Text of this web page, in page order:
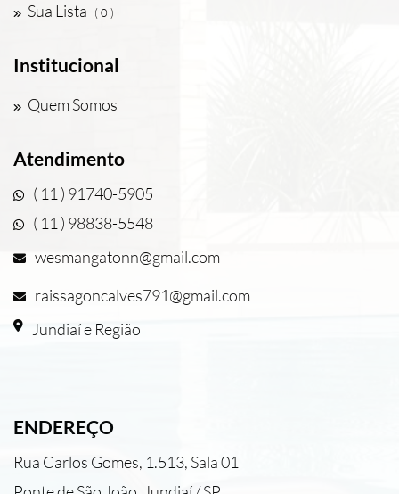
Sua Lista ( 0 )
Institucional
Quem Somos
Atendimento
( 11 ) 91740-5905
( 11 ) 98838-5548
wesmangatonn@gmail.com
raissagoncalves791@gmail.com
Jundiaí e Região
ENDEREÇO
Rua Carlos Gomes, 1.513, Sala 01